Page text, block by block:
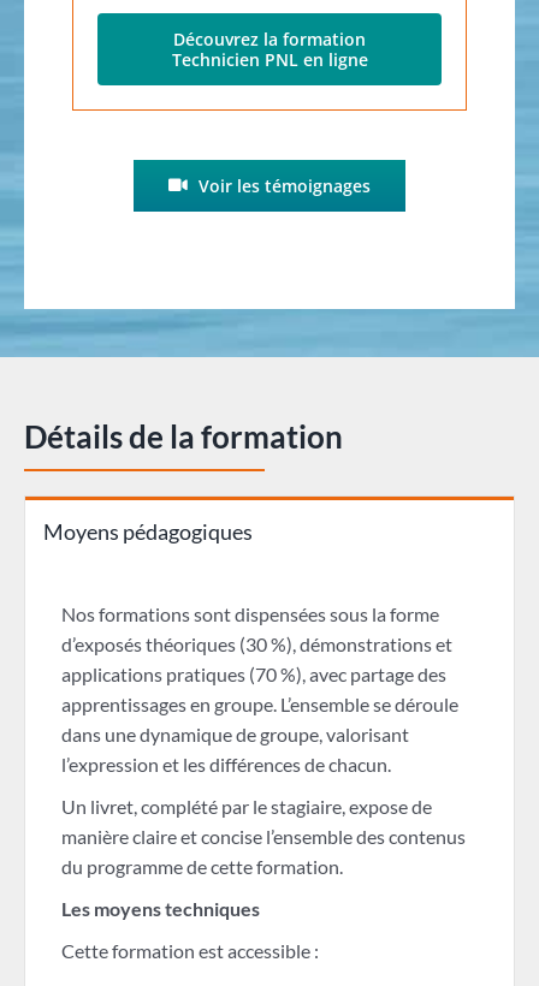
Découvrez la formation
Technicien PNL en ligne
Voir les témoignages
Détails de la formation
Moyens pédagogiques
Nos formations sont dispensées sous la forme
d’exposés théoriques (30 %), démonstrations et
applications pratiques (70 %), avec partage des
apprentissages en groupe. L’ensemble se déroule
dans une dynamique de groupe, valorisant
l’expression et les différences de chacun.
Un livret, complété par le stagiaire, expose de
manière claire et concise l’ensemble des contenus
du programme de cette formation.
Les moyens techniques
Cette formation est accessible :